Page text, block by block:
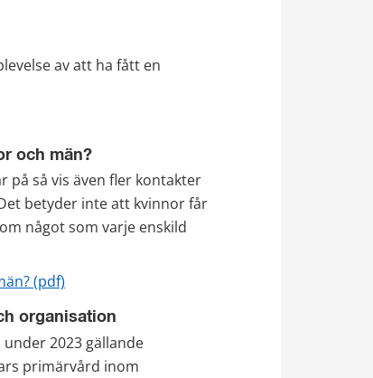
av att ha fått en
och män?
på så vis även fler kontakter
betyder inte att kvinnor får
något som varje enskild
(pdf)
organisation
2023 gällande
primärvård inom